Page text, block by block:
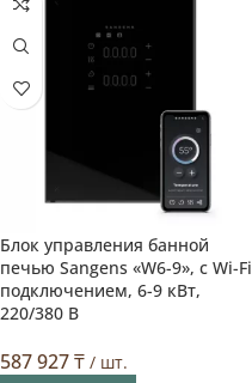
Блок управления банной
печью Sangens «W6-9», с Wi-
подключением, 6-9 кВт,
220/380 В
587 927₸ / шт.